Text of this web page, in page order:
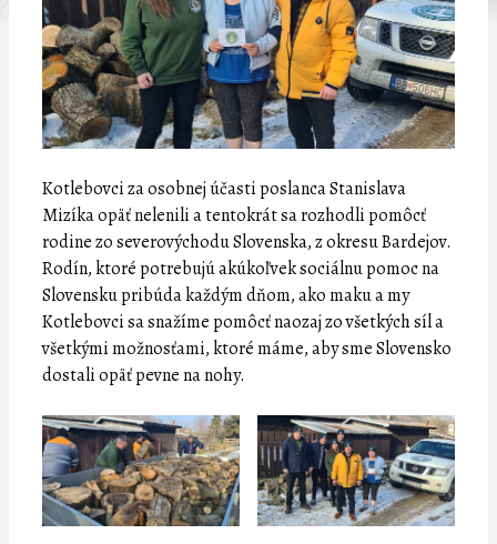
Kotlebovci za osobnej účasti poslanca Stanislava
Mizíka opäť nelenili a tentokrát sa rozhodli pomôcť
rodine zo severovýchodu Slovenska, z okresu Bardejov.
Rodín, ktoré potrebujú akúkoľvek sociálnu pomoc na
Slovensku pribúda každým dňom, ako maku a my
Kotlebovci sa snažíme pomôcť naozaj zo všetkých síl a
všetkými možnosťami, ktoré máme, aby sme Slovensko
dostali opäť pevne na nohy.